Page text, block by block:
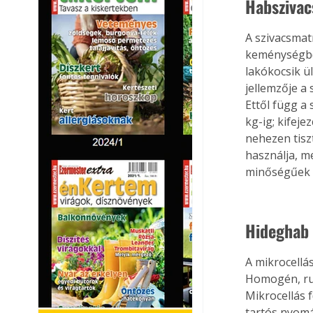
A
lakókocsik
jellemzője a
Ettől függ a
kg-ig;
nehezen
használja,
minőségűek
A
Homogén,
Mikrocellás